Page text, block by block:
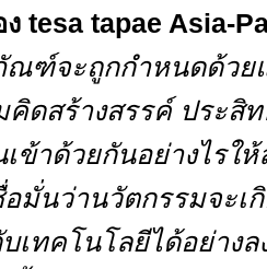
tesa tapae Asia-
ณฑ์จะถูกกำหนดด้วย
ดสร้างสรรค์ ประสิ
ข้าด้วยกันอย่างไรให้
อมั่นว่านวัตกรรมจะ
เทคโนโลยีได้อย่าง